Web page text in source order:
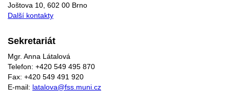
Joštova 10, 602 00 Brno
Další kontakty
Sekretariát
Mgr. Anna Látalová
Telefon: +420 549 495 870
Fax: +420 549 491 920
E-mail: latalova@fss.muni.cz